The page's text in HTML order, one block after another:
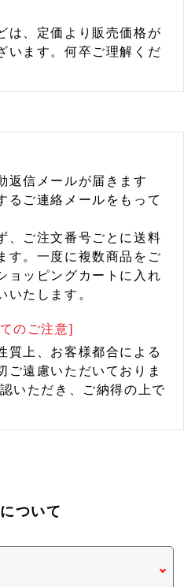
は、定価より販売価格が
います。何卒ご理解くだ
返信メールが届きます
るご連絡メールをもって
、ご注文番号ごとに送料
す。一度に複数商品をご
ョッピングカートに入れ
いたします。
のご注意]
質上、お客様都合による
ご遠慮いただいておりま
いただき、ご納得の上で
ついて